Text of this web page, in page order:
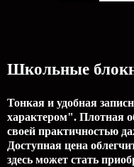
Школьные
Тонкая и удобная
характером". Плотная
своей практичностью
Доступная цена
здесь может стать